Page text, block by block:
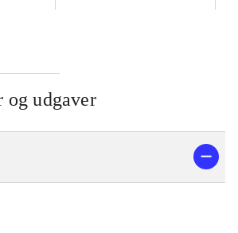
og udgaver